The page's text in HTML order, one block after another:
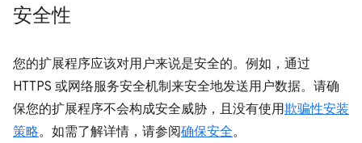
安全性
您的扩展程序应该对用户来说是安全的。例如，通过
HTTPS 或网络服务安全机制来安全地发送用户数据。请确
保您的扩展程序不会构成安全威胁，且没有使用欺骗性安装
策略。如需了解详情，请参阅确保安全。